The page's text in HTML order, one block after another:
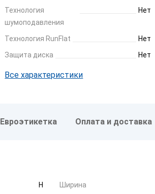
Технология
шумоподавления
Нет
Технология RunFlat
Нет
Защита диска
Нет
Все характеристики
Евроэтикетка Оплата и доставка
H Ширина